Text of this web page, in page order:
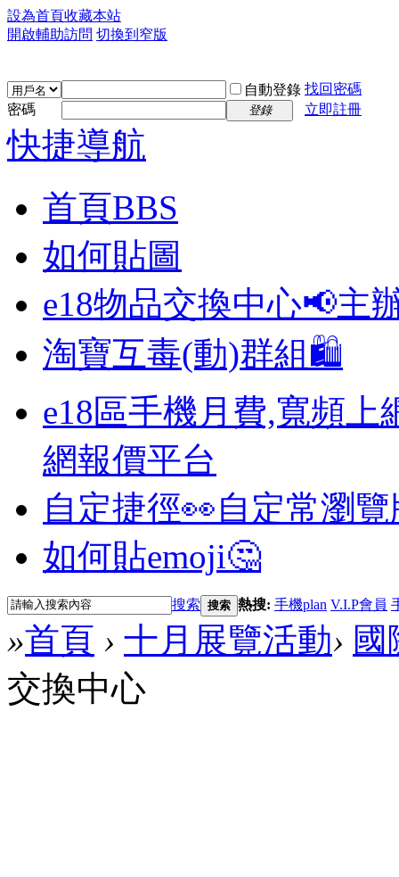
設為首頁收藏本站
開啟輔助訪問 切換到窄版
自動登錄 找回密碼
密碼
登錄 立即註冊
快捷導航
首頁BBS
如何貼圖
e18物品交換中心📢主
淘寶互毒(動)群組🛍️
e18區手機月費,寬頻上
網報價平台
自定捷徑👀自定常瀏
如何貼emoji🤔
搜索 搜索 熱搜: 手機plan V.I.P會員
»首頁 › 十月展覽活動› 國
交換中心